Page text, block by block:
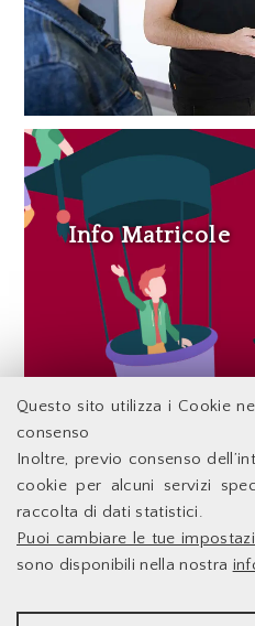
Questo sito utilizza i Cookie
consenso
Inoltre, previo consenso
cookie per alcuni servizi
raccolta di dati statistici.
Puoi cambiare le tue
sono disponibili nella nostra
STATISTICHE
Info Matricole
Facoltà di Economia -
Accessibilità
Dove Siamo